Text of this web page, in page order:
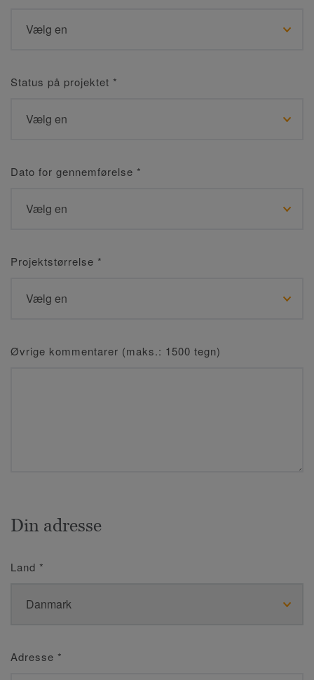
Status på projektet *
Dato for gennemførelse *
Projektstørrelse *
Øvrige kommentarer (maks.: 1500 tegn)
Din adresse
Land *
Adresse *